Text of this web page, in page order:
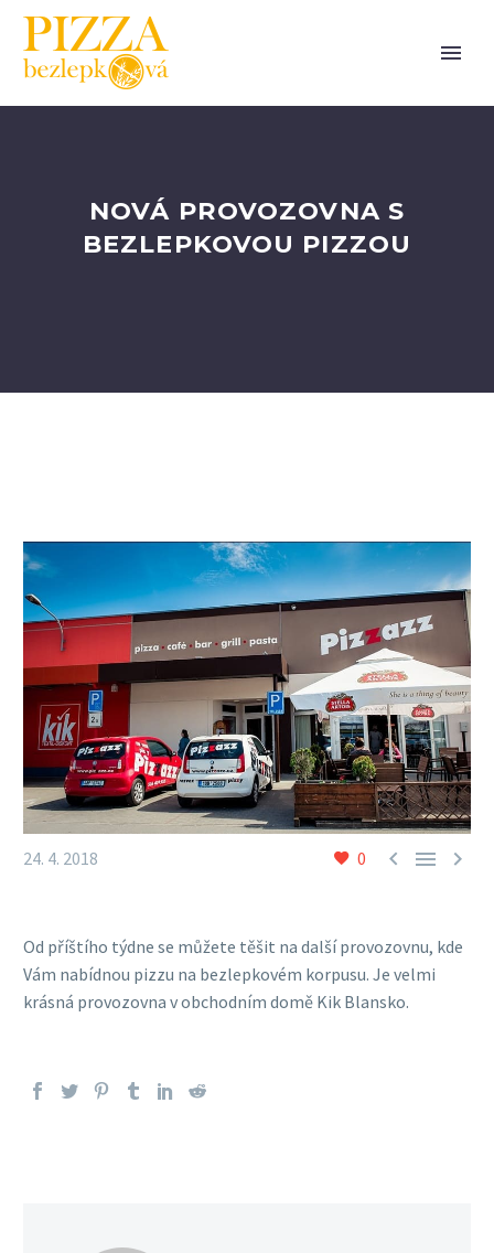
NOVÁ PROVOZOVNA S
BEZLEPKOVOU PIZZOU
0   
24. 4. 2018
Od příštího týdne se můžete těšit na další provozovnu, kde
Vám nabídnou pizzu na bezlepkovém korpusu. Je velmi
krásná provozovna v obchodním domě Kik Blansko.